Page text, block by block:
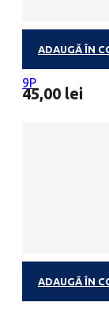
ADAUGĂ ÎN
9P
45,00 lei
ADAUGĂ ÎN